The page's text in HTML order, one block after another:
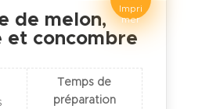
Impri
mer
de melon,
et concombre
Temps de
préparation